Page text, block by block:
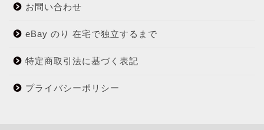
お問い合わせ
eBay のり 在宅で独立するまで
特定商取引法に基づく表記
プライバシーポリシー